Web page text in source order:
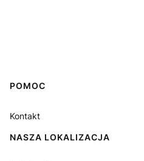
Linki w stopce
POMOC
Kontakt
NASZA LOKALIZACJA